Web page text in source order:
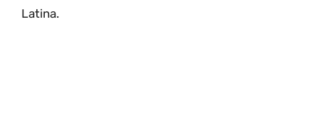
Latina.